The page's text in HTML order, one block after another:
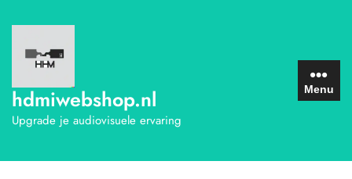
naar
inhoud
hdmiwebshop.nl
Upgrade je audiovisuele ervaring
Menu